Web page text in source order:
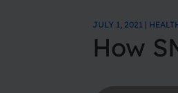
JULY 1, 2021 |
How